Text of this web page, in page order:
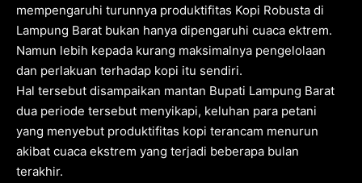
mempengaruhi turunnya produktifitas Kopi Robusta di
Lampung Barat bukan hanya dipengaruhi cuaca ektrem.
Namun lebih kepada kurang maksimalnya pengelolaan
dan perlakuan terhadap kopi itu sendiri.
Hal tersebut disampaikan mantan Bupati Lampung Barat
dua periode tersebut menyikapi, keluhan para petani
yang menyebut produktifitas kopi terancam menurun
akibat cuaca ekstrem yang terjadi beberapa bulan
terakhir.